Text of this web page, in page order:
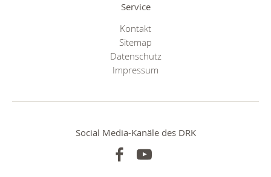
Service
Kontakt
Sitemap
Datenschutz
Impressum
Social Media-Kanäle des DRK